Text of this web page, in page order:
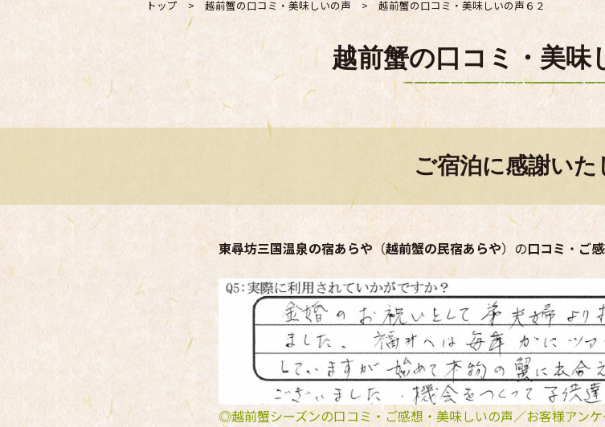
トップ > 越前蟹の口コミ・美味しいの声 > 越前蟹の口コミ・美味しいの声６２
越前蟹の口コミ・美味
ご宿泊に感謝いた
東尋坊三国温泉の宿あらや （越前蟹の民宿あらや）の口コミ ・ ご
◎越前蟹シーズンの口コミ・ご感想・美味しいの声／お客様アンケ